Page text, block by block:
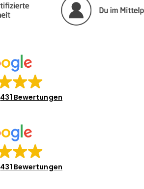
431 Bewertungen
431 Bewertungen